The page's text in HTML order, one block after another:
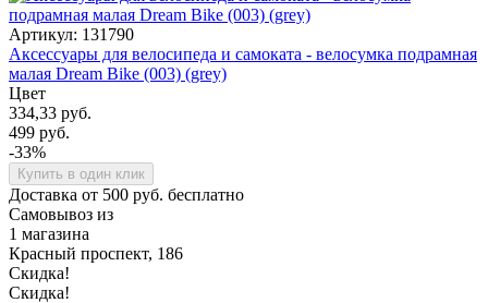
Артикул: 131790
Аксессуары для велосипеда и самоката - велосумка подрамная
малая Dream Bike (003) (grey)
Цвет
334,33 руб.
499 руб.
-33%
Купить в один клик
Доставка от 500 руб. бесплатно
Самовывоз из
1 магазина
Красный проспект, 186
Скидка!
Скидка!